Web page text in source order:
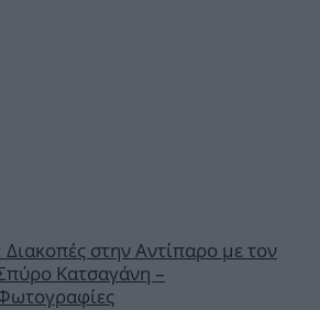
στην Αντίπαρο με τον
Κατσαγάνη –